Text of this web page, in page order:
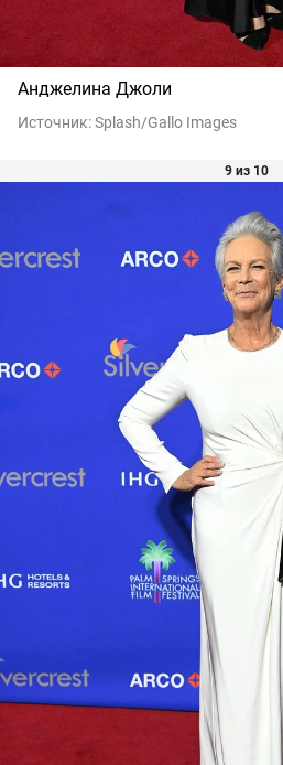
Анджелина Джоли
Источник:Splash/Gallo Images
9 из 10